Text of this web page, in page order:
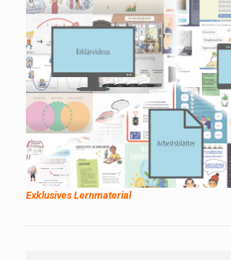
Exklusives Lernmaterial